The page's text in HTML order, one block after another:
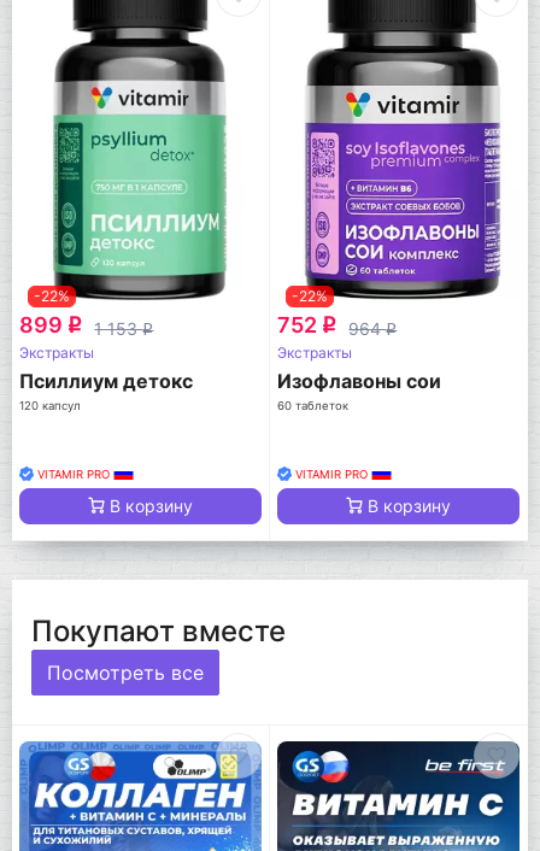
-22%
899 q 1 153q
Экстракты
Псиллиум детокс
120 капсул
VITAMIR PRO
В корзину
-22%
752 q 964q
Экстракты
Изофлавоны сои
60 таблеток
VITAMIR PRO
В корзину
Покупают вместе
Посмотреть все